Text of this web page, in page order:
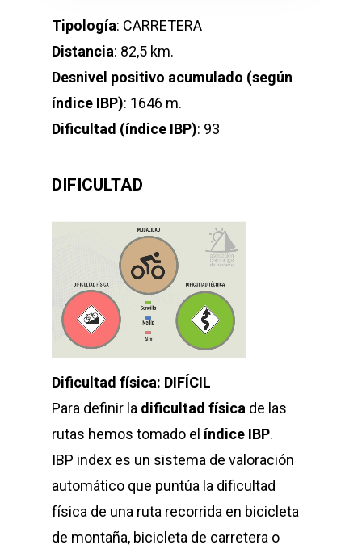
Tipología: CARRETERA
Distancia: 82,5 km.
Desnivel positivo acumulado (según
índice IBP): 1646 m.
Dificultad (índice IBP): 93
DIFICULTAD
Dificultad física: DIFÍCIL
Para definir la dificultad física de las
rutas hemos tomado el índice IBP.
IBP index es un sistema de valoración
automático que puntúa la dificultad
física de una ruta recorrida en bicicleta
de montaña, bicicleta de carretera o